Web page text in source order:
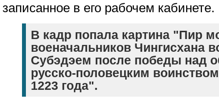
записанное в его рабочем кабинете.
В кадр попала картина "Пир
военачальников Чингисхана
Субэдэем после победы над
русско-половецким
1223 года".